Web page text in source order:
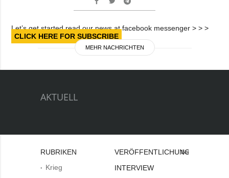
Let’s get started read our news at facebook messenger > > >
CLICK HERE FOR SUBSCRIBE
MEHR NACHRICHTEN
AKTUELL
RUBRIKEN
Krieg
VERÖFFENTLICHUNGEN
INTERVIEW
Bei